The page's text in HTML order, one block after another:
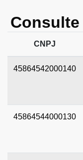
CNPJ
45864542000140
45864544000130